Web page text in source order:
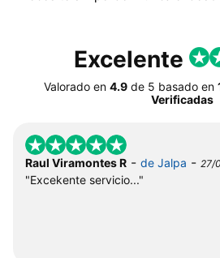
Excelente
Valorado en 4.9 de 5 basado en
Verificadas
Raul Viramontes R - de Jalpa - 27/
"Excekente servicio..."